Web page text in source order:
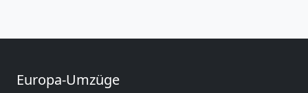
Europa-Umzüge